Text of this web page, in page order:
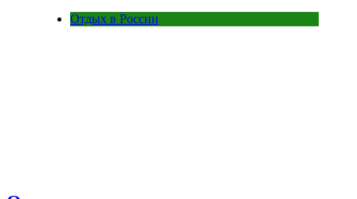
Отдых в России